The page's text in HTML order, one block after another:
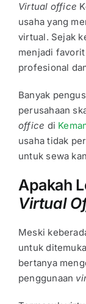
Virtual office
usaha yang
virtual. Sejak
menjadi
profesional
Banyak
perusahaan
office di
usaha tidak
untuk sewa
Apakah
Virtual
Meski
untuk
bertanya
penggunaan